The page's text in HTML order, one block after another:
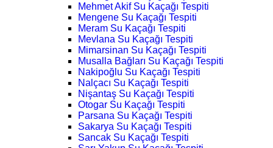
Mehmet Akif Su Kaçağı Tespiti
Mengene Su Kaçağı Tespiti
Meram Su Kaçağı Tespiti
Mevlana Su Kaçağı Tespiti
Mimarsinan Su Kaçağı Tespiti
Musalla Bağları Su Kaçağı Tespiti
Nakipoğlu Su Kaçağı Tespiti
Nalçacı Su Kaçağı Tespiti
Nişantaş Su Kaçağı Tespiti
Otogar Su Kaçağı Tespiti
Parsana Su Kaçağı Tespiti
Sakarya Su Kaçağı Tespiti
Sancak Su Kaçağı Tespiti